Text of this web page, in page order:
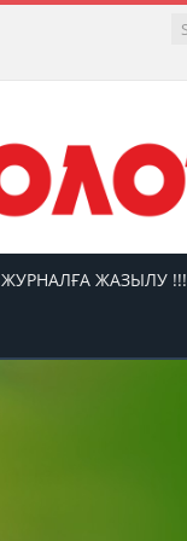
ЖУРНАЛҒА ЖАЗЫЛУ !!!